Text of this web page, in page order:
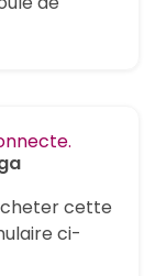
cette
ci-